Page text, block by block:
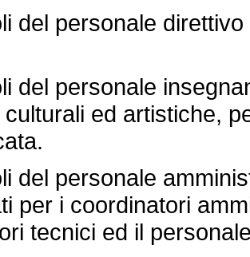
personale direttivo
personale
ed artistiche,
personale
per i coordinatori
tecnici ed il